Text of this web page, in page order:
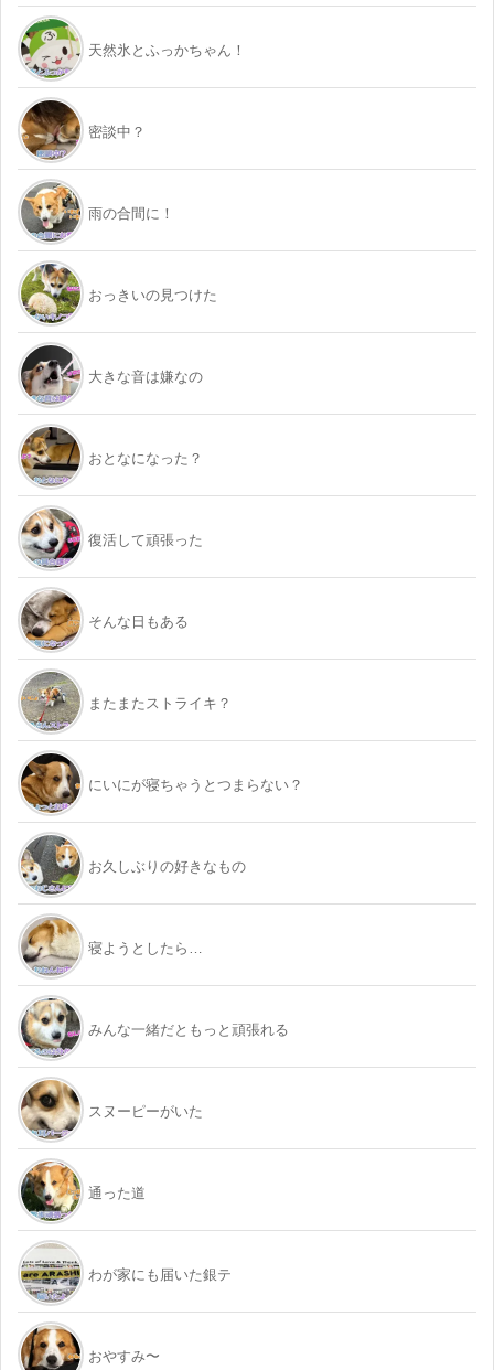
天然氷とふっかちゃん！
密談中？
雨の合間に！
おっきいの見つけた
大きな音は嫌なの
おとなになった？
復活して頑張った
そんな日もある
またまたストライキ？
にいにが寝ちゃうとつまらない？
お久しぶりの好きなもの
寝ようとしたら…
みんな一緒だともっと頑張れる
スヌーピーがいた
通った道
わが家にも届いた銀テ
おやすみ〜